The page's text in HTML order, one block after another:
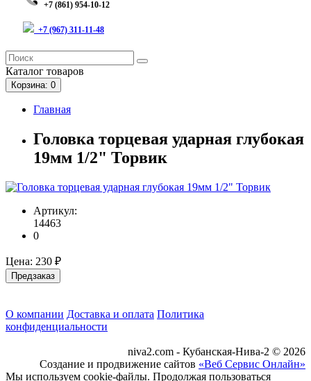
+7 (861) 954-10-12
+7 (967) 311-11-48
Каталог товаров
Корзина: 0
Главная
Головка торцевая ударная глубокая
19мм 1/2" Торвик
Артикул:
14463
0
Цена: 230 ₽
Предзаказ
О компании Доставка и оплата Политика
конфиденциальности
niva2.com - Кубанская-Нива-2 © 2026
Создание и продвижение сайтов «Веб Сервис Онлайн»
Мы используем cookie-файлы. Продолжая пользоваться